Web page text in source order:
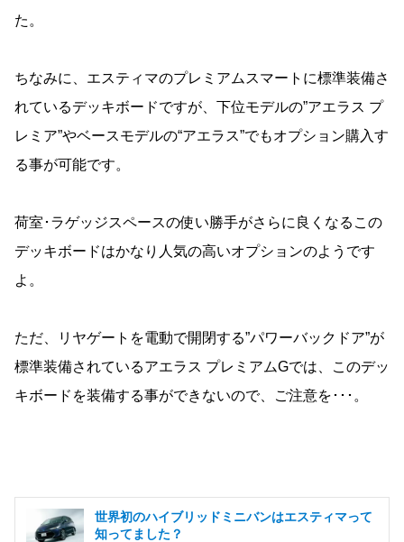
た。
ちなみに、エスティマのプレミアムスマートに標準装備さ
れているデッキボードですが、下位モデルの”アエラス プ
レミア”やベースモデルの“アエラス”でもオプション購入す
る事が可能です。
荷室･ラゲッジスペースの使い勝手がさらに良くなるこの
デッキボードはかなり人気の高いオプションのようです
よ。
ただ、リヤゲートを電動で開閉する”パワーバックドア”が
標準装備されているアエラス プレミアムGでは、このデッ
キボードを装備する事ができないので、ご注意を･･･。
世界初のハイブリッドミニバンはエスティマって
知ってました？